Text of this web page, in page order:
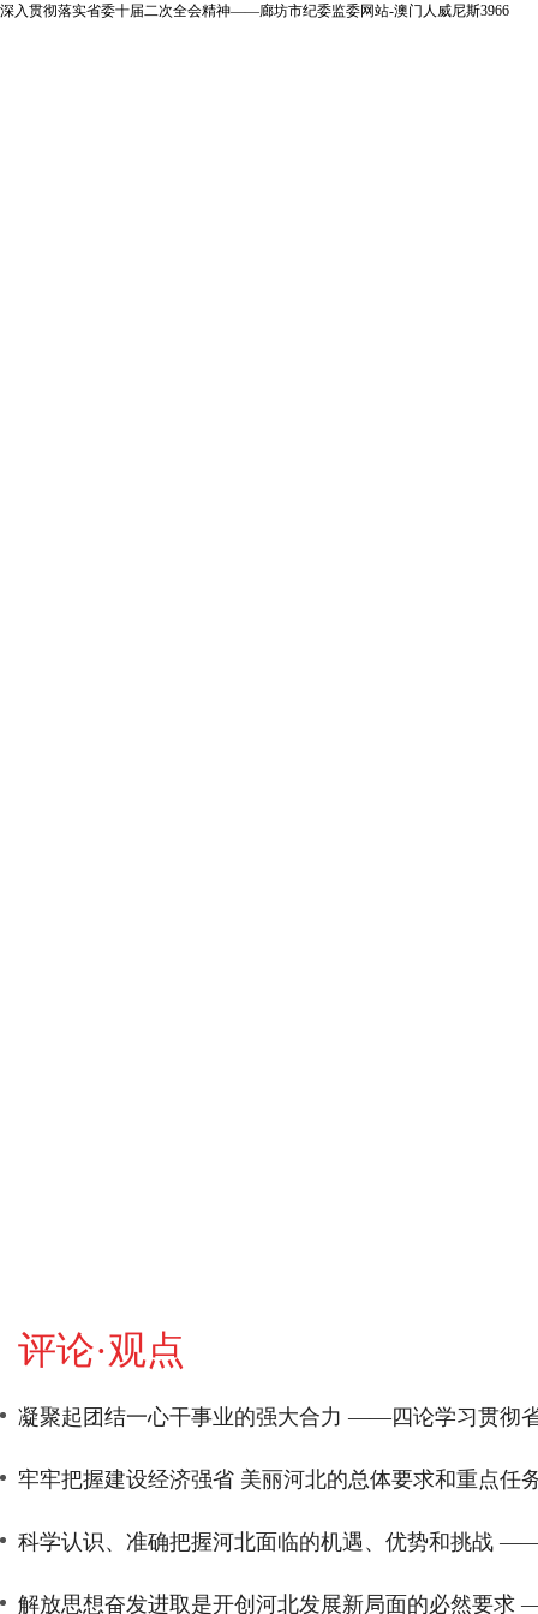
深入贯彻落实省委十届二次全会精神——廊坊市纪委监委网站-澳门人威尼斯3966
评论·观点
凝聚起团结一心干事业的强大合力 ——四论学习贯彻
牢牢把握建设经济强省 美丽河北的总体要求和重点任务 ——三论
科学认识、准确把握河北面临的机遇、优势和挑战 ——二论学
解放思想奋发进取是开创河北发展新局面的必然要求 ——一论学